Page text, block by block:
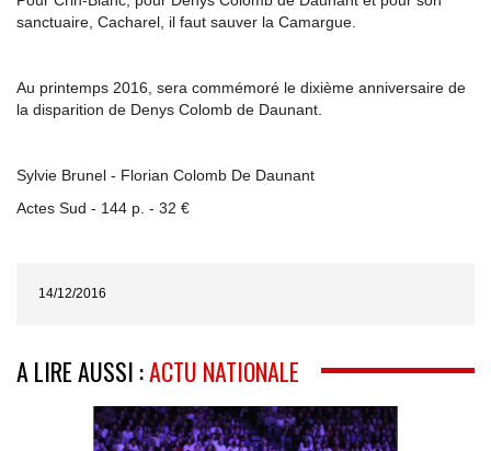
sanctuaire, Cacharel, il faut sauver la Camargue.
Au printemps 2016, sera commémoré le dixième anniversaire de
la disparition de Denys Colomb de Daunant.
Sylvie Brunel - Florian Colomb De Daunant
Actes Sud - 144 p. - 32 €
14/12/2016
A LIRE AUSSI :ACTU NATIONALE